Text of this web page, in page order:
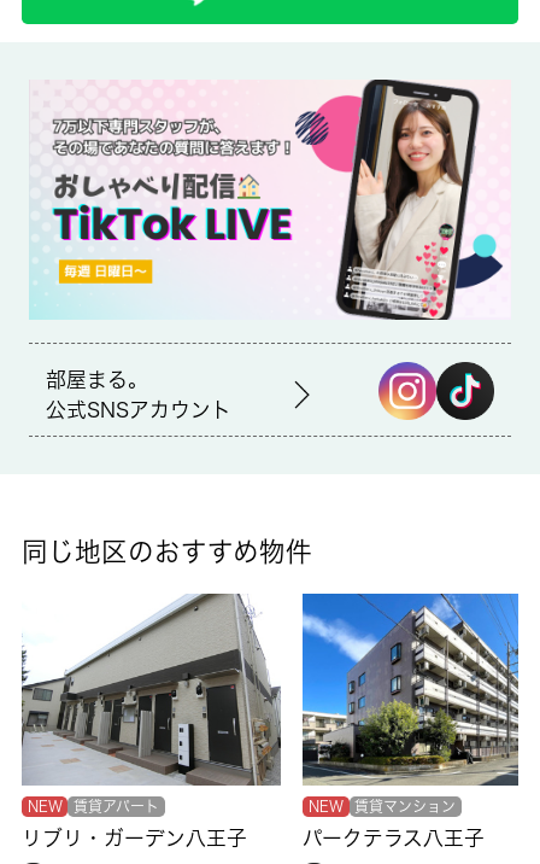
ハウスリーブ株式会社 契約時保証委託料：2.2万/月額保証委託
料：賃料総額の2.2％又は5.5％ ※ペット可は2.5万/2.5％
賃貸区分/契約期間
一般/-
取引形態
備考
の方。賃貸情報のことなら当社にお任せ下さい。地域に密着して
お気軽にお問い合わせ下さい。
部屋まる。
公式SNSアカウント
同じ地区のおすすめ物件
NEW 賃貸アパート
リブリ・ガーデン八王子
NEW 賃貸マンション
パークテラス八王子